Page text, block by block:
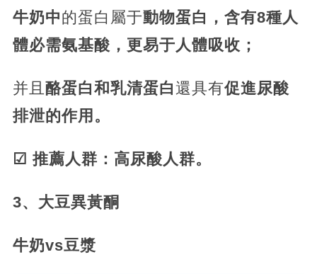
牛奶中的蛋白屬于動物蛋白，含有8種人
體必需氨基酸，更易于人體吸收；
并且 酪蛋白和乳清蛋白還具有促進尿酸
排泄的作用。
☑ 推薦人群：高尿酸人群。
3、大豆異黃酮
牛奶vs豆漿